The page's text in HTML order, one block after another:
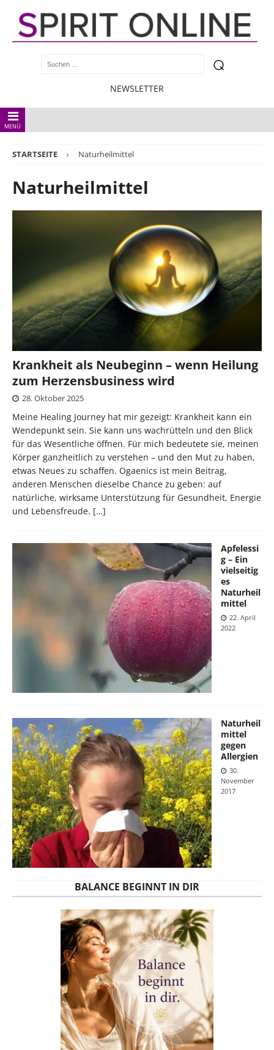
NEWSLETTER
MENÜ
STARTSEITE Naturheilmittel
Naturheilmittel
Krankheit als Neubeginn – wenn Heilung
zum Herzensbusiness wird
28. Oktober 2025
Meine Healing Journey hat mir gezeigt: Krankheit kann ein
Wendepunkt sein. Sie kann uns wachrütteln und den Blick
für das Wesentliche öffnen. Für mich bedeutete sie, meinen
Körper ganzheitlich zu verstehen – und den Mut zu haben,
etwas Neues zu schaffen. Ogaenics ist mein Beitrag,
anderen Menschen dieselbe Chance zu geben: auf
natürliche, wirksame Unterstützung für Gesundheit, Energie
und Lebensfreude. […]
Apfelessi
g – Ein
vielseitig
es
Naturheil
mittel
22. April
2022
Naturheil
mittel
gegen
Allergien
30.
November
2017
BALANCE BEGINNT IN DIR